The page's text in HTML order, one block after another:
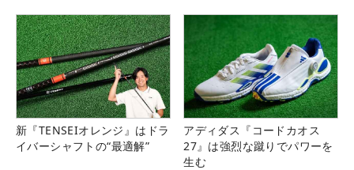
新『TENSEIオレンジ』はドラ
イバーシャフトの“最適解”
アディダス『コードカオス
27』は強烈な蹴りでパワーを
生む